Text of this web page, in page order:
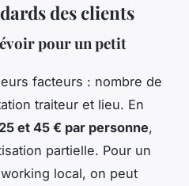
des clients
pour un petit
facteurs : nombre de
traiteur et lieu. En
25 et 45 € par personne,
partielle. Pour un
local, on peut